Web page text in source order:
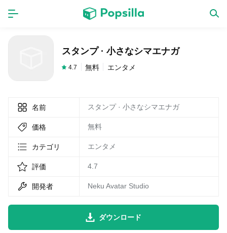
LINE無料スタンプ
無料猫ミーム
スタンプ · 小さなシマエナガ
4.7 無料 エンタメ
名前 スタンプ · 小さなシマエナガ
価格 無料
カテゴリ エンタメ
評価 4.7
開発者 Neku Avatar Studio
ダウンロード